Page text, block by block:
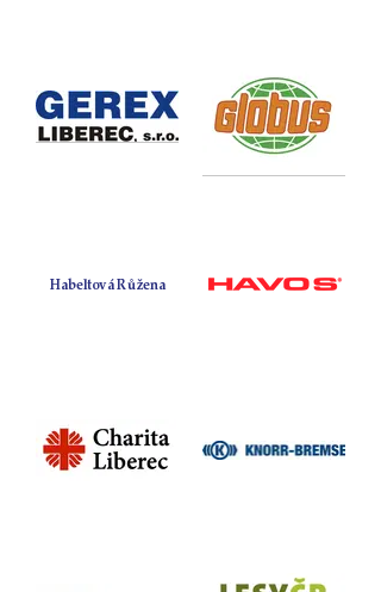
Habeltová Růžena